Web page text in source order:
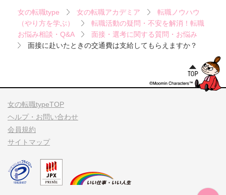
女の転職type 女の転職アカデミア
転職ノウハウ
（やり方を学ぶ）
転職活動の疑問・不安を解消！転職
お悩み相談・Q&A
面接・選考に関する質問・お悩み
面接に赴いたときの交通費は支給してもらえますか？
女の転職typeTOP
ヘルプ・お問い合わせ
会員規約
サイトマップ